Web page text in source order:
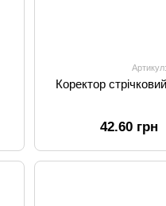
Коректор
42.60 грн